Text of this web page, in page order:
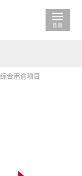
合用途项目